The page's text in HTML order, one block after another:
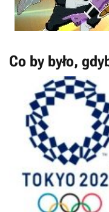
Co by było,